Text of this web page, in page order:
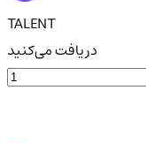
TALENT
دریافت می‌کنید